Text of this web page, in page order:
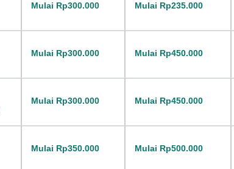
Mulai Rp300.000 Mulai Rp235.000
Mulai Rp300.000 Mulai Rp450.000
Mulai Rp300.000 Mulai Rp450.000
Mulai Rp350.000 Mulai Rp500.000